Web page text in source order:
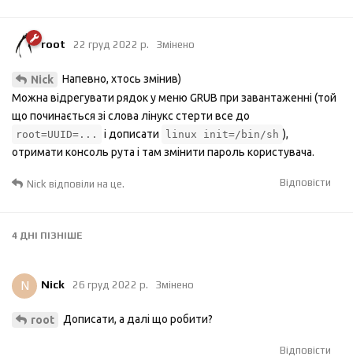
root 22 груд 2022 р. Змінено
Nick
Напевно, хтось змінив)
Можна відрегувати рядок у меню GRUB при завантаженні (той
що починається зі слова лінукс стерти все до
root=UUID=... і дописати linux init=/bin/sh ),
отримати консоль рута і там змінити пароль користувача.
Відповісти
Nick відповіли на це.
4 ДНІ ПІЗНІШЕ
N Nick 26 груд 2022 р. Змінено
root Дописати, а далі що робити?
Відповісти